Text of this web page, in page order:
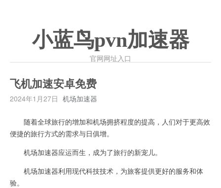
小蓝鸟pvn加速器
官网网址入口
飞机加速安卓免费
2024年1月27日 机场加速器
随着全球旅行的增加和机场拥挤程度的提高，人们对于更高效
便捷的旅行方式的需求与日俱增。
机场加速器应运而生，成为了旅行的新宠儿。
机场加速器利用现代科技技术，为旅客提供更好的服务和体
验。